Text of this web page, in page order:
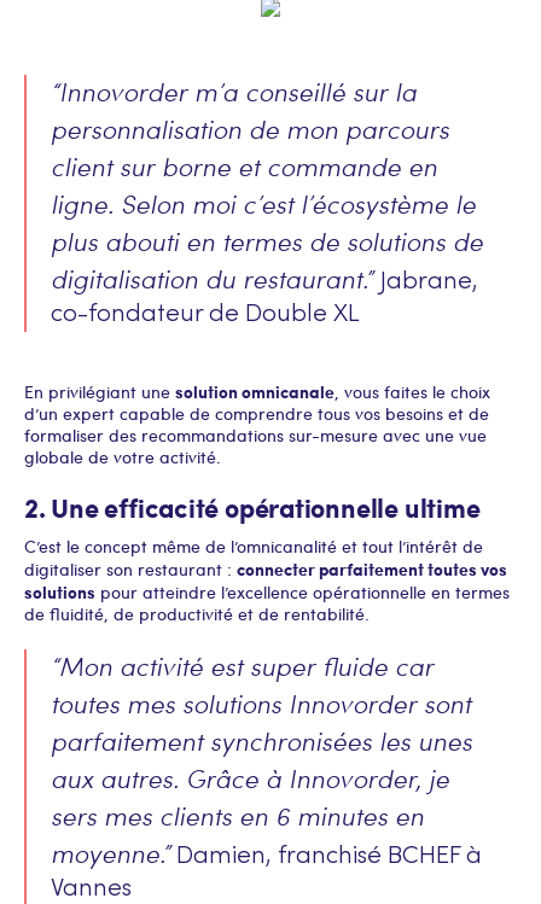
“Innovorder m’a conseillé sur la
personnalisation de mon parcours
client sur borne et commande en
ligne. Selon moi c’est l’écosystème le
plus abouti en termes de solutions de
digitalisation du restaurant.” Jabrane,
co-fondateur de Double XL
En privilégiant une solution omnicanale, vous faites le choix
d’un expert capable de comprendre tous vos besoins et de
formaliser des recommandations sur-mesure avec une vue
globale de votre activité.
2. Une efficacité opérationnelle ultime
C’est le concept même de l’omnicanalité et tout l’intérêt de
digitaliser son restaurant : connecter parfaitement toutes vos
solutions pour atteindre l’excellence opérationnelle en termes
de fluidité, de productivité et de rentabilité.
“Mon activité est super fluide car
toutes mes solutions Innovorder sont
parfaitement synchronisées les unes
aux autres. Grâce à Innovorder, je
sers mes clients en 6 minutes en
moyenne.” Damien, franchisé BCHEF à
Vannes